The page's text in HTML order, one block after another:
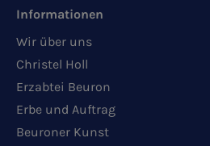
Informationen
Wir über uns
Christel Holl
Erzabtei Beuron
Erbe und Auftrag
Beuroner Kunst